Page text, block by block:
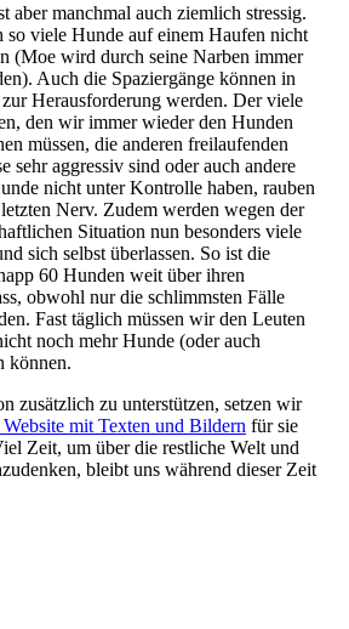
aber manchmal auch ziemlich stressig.
so viele Hunde auf einem Haufen nicht
(Moe wird durch seine Narben immer
Auch die Spaziergänge können in
Herausforderung werden. Der viele
den wir immer wieder den Hunden
müssen, die anderen freilaufenden
sehr aggressiv sind oder auch andere
nicht unter Kontrolle haben, rauben
Nerv. Zudem werden wegen der
Situation nun besonders viele
sich selbst überlassen. So ist die
60 Hunden weit über ihren
obwohl nur die schlimmsten Fälle
Fast täglich müssen wir den Leuten
noch mehr Hunde (oder auch
können.
zusätzlich zu unterstützen, setzen wir
Website mit Texten und Bildern für sie
Zeit, um über die restliche Welt und
bleibt uns während dieser Zeit